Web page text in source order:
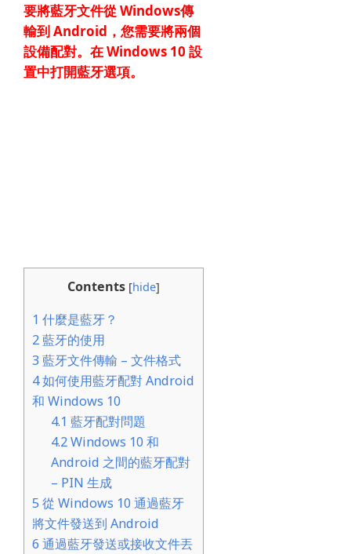
要將藍牙文件從 Windows傳
輸到 Android，您需要將兩個
設備配對。 在 Windows 10 設
置中打開藍牙選項。
Contents [hide]
1 什麼是藍牙？
2藍牙的使用
3 藍牙文件傳輸 – 文件格式
4如何使用藍牙配對 Android
和 Windows 10
4.1 藍牙配對問題
4.2Windows 10 和
Android 之間的藍牙配對
– PIN 生成
5 從 Windows 10 通過藍牙
將文件發送到 Android
6 通過藍牙發送或接收文件丟